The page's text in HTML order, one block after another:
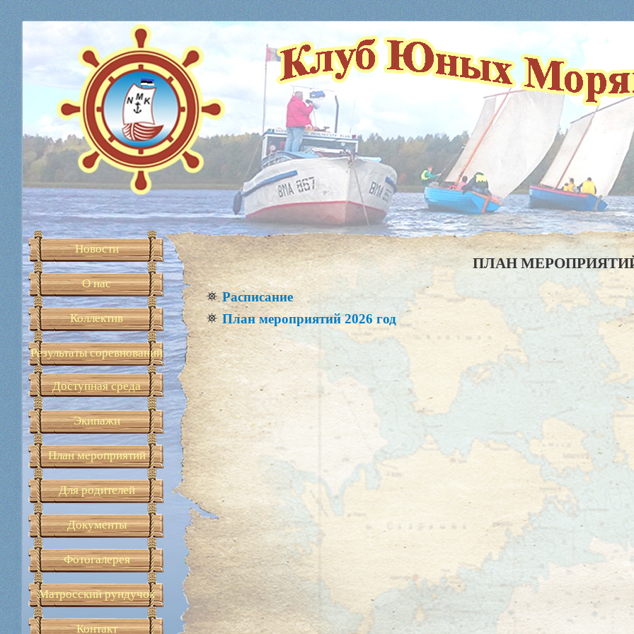
Новости
О нас
Коллектив
Результаты соревнований
Доступная среда
Экипажи
План мероприятий
Для родителей
Документы
Фотогалерея
Матросский рундучок
Контакт
ПЛАН
Расписание
План мероприятий 2026 год